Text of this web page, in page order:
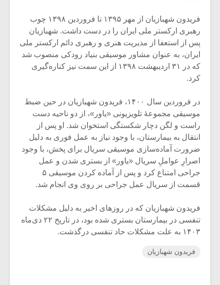
‌فریدون شهبازیان از مهر ۱۳۹۵ تا فروردین ۱۳۹۸ چوب
رهبری ارکستر ملی ایران را در دست داشت. شهبازیان
پس از استعفا از مدیریت هنری و رهبری دائم ارکستر ملی
ایران، به عنوان مشاور موسیقی بنیاد رودکی منصوب شد
که در ۳۱ اردیبهشت ۱۳۹۸ از این سمت نیز کناره‌گیری
کرد.‌
‌در فروردین سال ۱۴۰۰، فریدون شهبازیان در حین ضبط
موسیقی مجموعهٔ تلویزیونی «یاور»، از دو ناحیه دست
راست و لگن دچار شکستگی استخوان شد. او پس از
انتقال به بیمارستان، با وجود نیاز به عمل فوری به دلیل
ضرورت آماده‌سازی موسیقی سریال برای پخش، با وجود
اصرارِ عواملِ سریال «یاور» از بستری شدن و عمل
جراحی امتناع کرد و پس از آماده کردن موسیقی ۵
قسمت از سریال عمل جراحی بر روی وی انجام شد.‌
‌فریدون شهبازیان که در روزهای اخیر به دلیل مشکلات
تنفسی در بیمارستان بستری شده بود، در تاریخ ۲۲ دی‌ماه
۱۴۰۳ به علت مشکلات حاد تنفسی درگذشت.‌
فریدون شهبازیان